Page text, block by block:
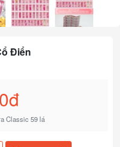
Điển
Classic 59 lá